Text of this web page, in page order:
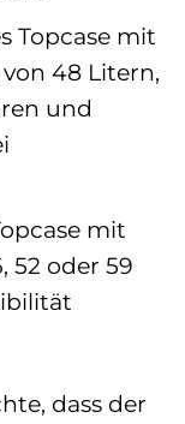
Topcase mit
48 Litern,
und
mit
52 oder 59
dass der